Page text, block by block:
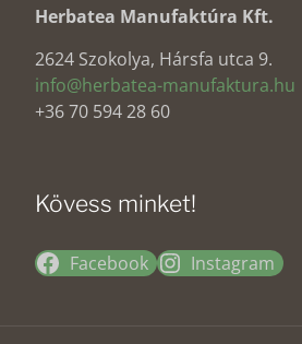
Herbatea Manufaktúra Kft.
2624 Szokolya, Hársfa utca 9.
info@herbatea-manufaktura.hu
+36 70 594 28 60
Kövess minket!
Facebook Instagram